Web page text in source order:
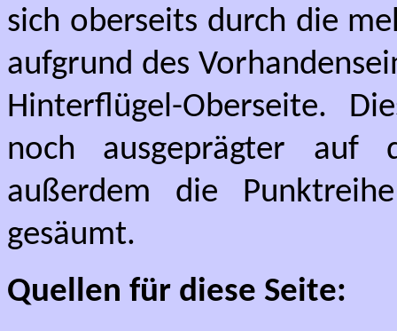
sich oberseits durch die
aufgrund des
Hinterflügel-Oberseite.
noch ausgeprägter auf
außerdem die
gesäumt.
Quellen für diese Seite: